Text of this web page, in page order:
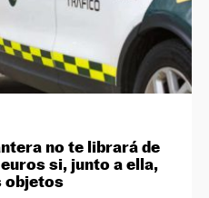
no te librará de
si, junto a ella,
objetos